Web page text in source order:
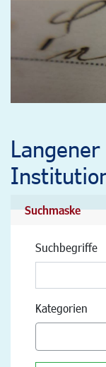
Suchmaske
Suchbegriffe
Kategorien